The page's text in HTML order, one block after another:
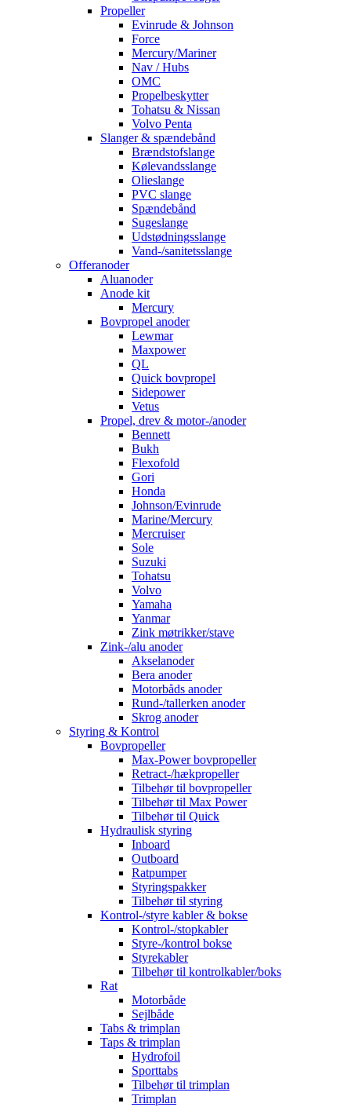
Propeller
Evinrude & Johnson
Force
Mercury/Mariner
Nav / Hubs
OMC
Propelbeskytter
Tohatsu & Nissan
Volvo Penta
Slanger & spændebånd
Brændstofslange
Kølevandsslange
Olieslange
PVC slange
Spændebånd
Sugeslange
Udstødningsslange
Vand-/sanitetsslange
Offeranoder
Aluanoder
Anode kit
Mercury
Bovpropel anoder
Lewmar
Maxpower
QL
Quick bovpropel
Sidepower
Vetus
Propel, drev & motor-/anoder
Bennett
Bukh
Flexofold
Gori
Honda
Johnson/Evinrude
Marine/Mercury
Mercruiser
Sole
Suzuki
Tohatsu
Volvo
Yamaha
Yanmar
Zink møtrikker/stave
Zink-/alu anoder
Akselanoder
Bera anoder
Motorbåds anoder
Rund-/tallerken anoder
Skrog anoder
Styring & Kontrol
Bovpropeller
Max-Power bovpropeller
Retract-/hækpropeller
Tilbehør til bovpropeller
Tilbehør til Max Power
Tilbehør til Quick
Hydraulisk styring
Inboard
Outboard
Ratpumper
Styringspakker
Tilbehør til styring
Kontrol-/styre kabler & bokse
Kontrol-/stopkabler
Styre-/kontrol bokse
Styrekabler
Tilbehør til kontrolkabler/boks
Rat
Motorbåde
Sejlbåde
Tabs & trimplan
Taps & trimplan
Hydrofoil
Sporttabs
Tilbehør til trimplan
Trimplan